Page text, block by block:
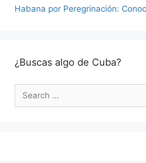
Habana por Peregrinación:
¿Buscas algo de Cuba?
for: